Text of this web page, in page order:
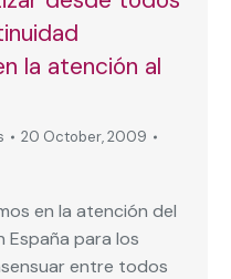
la atención al
20 October, 2009
en la atención del
España para los
entre todos